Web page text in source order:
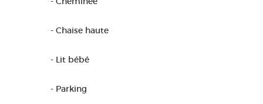
- Chaise haute
- Lit bébé
- Parking